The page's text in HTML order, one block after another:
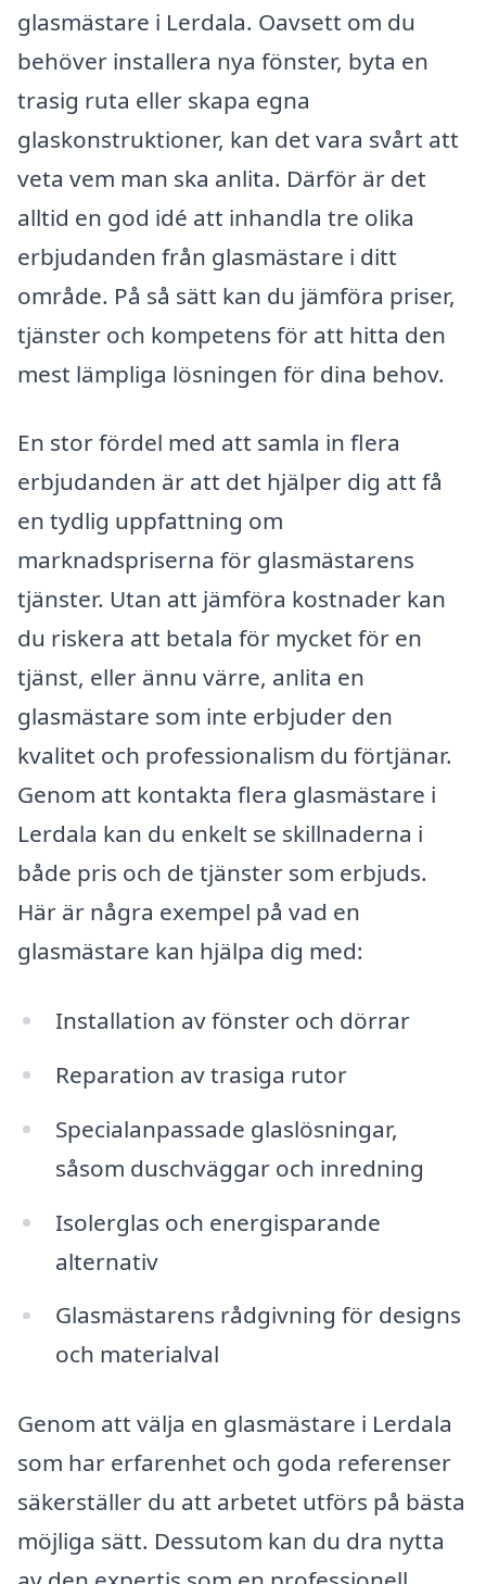
glasmästare i Lerdala. Oavsett om du
behöver installera nya fönster, byta en
trasig ruta eller skapa egna
glaskonstruktioner, kan det vara svårt att
veta vem man ska anlita. Därför är det
alltid en god idé att inhandla tre olika
erbjudanden från glasmästare i ditt
område. På så sätt kan du jämföra priser,
tjänster och kompetens för att hitta den
mest lämpliga lösningen för dina behov.
En stor fördel med att samla in flera
erbjudanden är att det hjälper dig att få
en tydlig uppfattning om
marknadspriserna för glasmästarens
tjänster. Utan att jämföra kostnader kan
du riskera att betala för mycket för en
tjänst, eller ännu värre, anlita en
glasmästare som inte erbjuder den
kvalitet och professionalism du förtjänar.
Genom att kontakta flera glasmästare i
Lerdala kan du enkelt se skillnaderna i
både pris och de tjänster som erbjuds.
Här är några exempel på vad en
glasmästare kan hjälpa dig med:
Installation av fönster och dörrar
Reparation av trasiga rutor
Specialanpassade glaslösningar,
såsom duschväggar och inredning
Isolerglas och energisparande
alternativ
Glasmästarens rådgivning för designs
och materialval
Genom att välja en glasmästare i Lerdala
som har erfarenhet och goda referenser
säkerställer du att arbetet utförs på bästa
möjliga sätt. Dessutom kan du dra nytta